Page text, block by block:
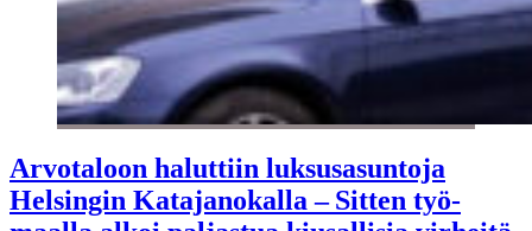
Arvo­taloon haluttiin luksus­asuntoja
Helsingin Kataja­nokalla – Sitten työ­